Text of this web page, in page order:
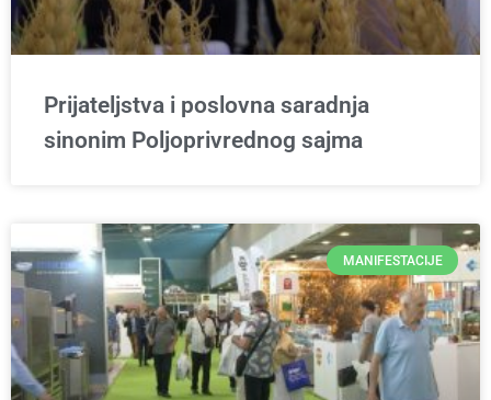
Prijateljstva i poslovna saradnja
sinonim Poljoprivrednog sajma
MANIFESTACIJE